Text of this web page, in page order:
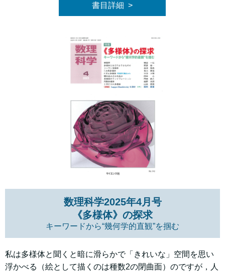
書目詳細
数理科学2025年4月号
《多様体》の探求
キーワードから“幾何学的直観”を掴む
私は多様体と聞くと暗に滑らかで「きれいな」空間を思い
浮かべる（絵として描くのは種数2の閉曲面）のですが，人